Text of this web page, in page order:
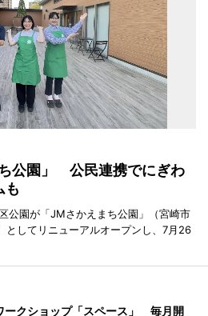
公園」 公民連携でにぎわ
も
公園が「JMさかえまち公園」（宮崎市
してリニューアルオープンし、7月26
ークショップ「スペース」 毎月開